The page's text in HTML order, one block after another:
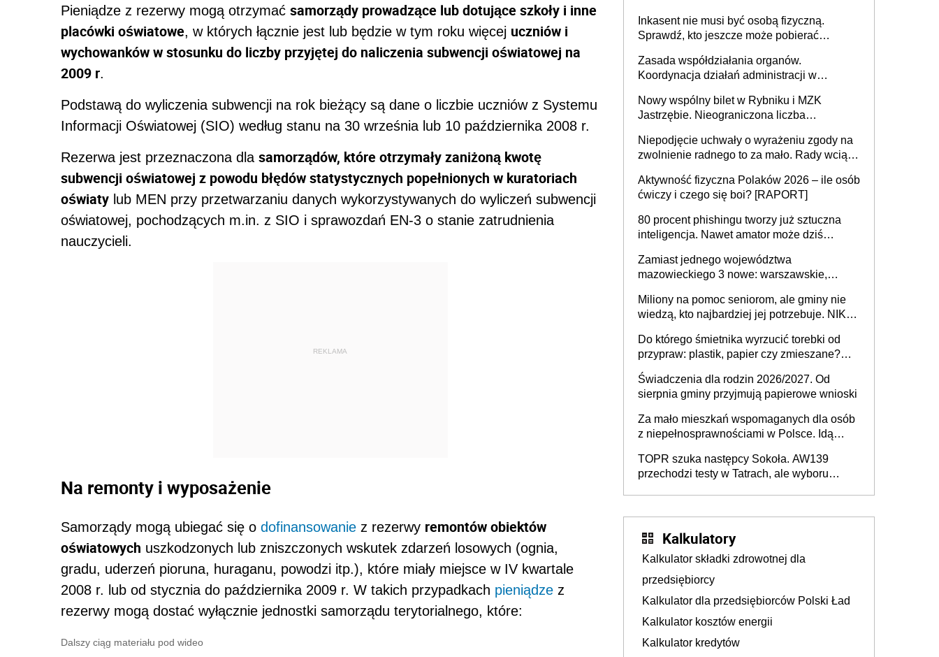
Pieniądze z rezerwy mogą otrzymać samorządy prowadzące lub dotujące szkoły i inne
placówki oświatowe, w których łącznie jest lub będzie w tym roku więcej uczniów i
wychowanków w stosunku do liczby przyjętej do naliczenia subwencji oświatowej na
2009 r.
Podstawą do wyliczenia subwencji na rok bieżący są dane o liczbie uczniów z Systemu
Informacji Oświatowej (SIO) według stanu na 30 września lub 10 października 2008 r.
Rezerwa jest przeznaczona dla samorządów, które otrzymały zaniżoną kwotę
subwencji oświatowej z powodu błędów statystycznych popełnionych w kuratoriach
oświaty lub MEN przy przetwarzaniu danych wykorzystywanych do wyliczeń subwencji
oświatowej, pochodzących m.in. z SIO i sprawozdań EN-3 o stanie zatrudnienia
nauczycieli.
REKLAMA
Na remonty i wyposażenie
Samorządy mogą ubiegać się o dofinansowanie z rezerwy remontów obiektów
oświatowych uszkodzonych lub zniszczonych wskutek zdarzeń losowych (ognia,
gradu, uderzeń pioruna, huraganu, powodzi itp.), które miały miejsce w IV kwartale
2008 r. lub od stycznia do października 2009 r. W takich przypadkach pieniądze z
rezerwy mogą dostać wyłącznie jednostki samorządu terytorialnego, które:
Dalszy ciąg materiału pod wideo
Inkasent nie musi być osobą fizyczną.
Sprawdź, kto jeszcze może pobierać
Zasada współdziałania organów.
Koordynacja działań administracji w
Nowy wspólny bilet w Rybniku i MZK
Jastrzębie. Nieograniczona liczba
Niepodjęcie uchwały o wyrażeniu zgody na
zwolnienie radnego to za mało. Rady wciąż
rozstrzygać sprawy
Aktywność fizyczna Polaków 2026 – ile osób
ćwiczy i czego się boi? [RAPORT]
80 procent phishingu tworzy już sztuczna
inteligencja. Nawet amator może dziś
Zamiast jednego województwa
mazowieckiego 3 nowe: warszawskie,
Europie nie ma tak dużych jednostek
stołecznych
Miliony na pomoc seniorom, ale gminy nie
wiedzą, kto najbardziej jej potrzebuje. NIK
Do którego śmietnika wyrzucić torebki od
przypraw: plastik, papier czy zmieszane?
Świadczenia dla rodzin 2026/2027. Od
sierpnia gminy przyjmują papierowe wnioski
Za mało mieszkań wspomaganych dla osób
z niepełnosprawnościami w Polsce. Idą
TOPR szuka następcy Sokoła. AW139
przechodzi testy w Tatrach, ale wyboru
Kalkulatory
Kalkulator składki zdrowotnej dla
przedsiębiorcy
Kalkulator dla przedsiębiorców Polski Ład
Kalkulator kosztów energii
Kalkulator kredytów